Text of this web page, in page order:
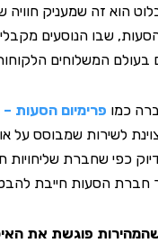
זה שמעניק חוויה של
שבו הנוסעים מקבלים
המשלוחים הלקוחות
פרימיום הסעות –
שמבוסס על אותם
שחברת שליחויות
הסעות חייבת להבטיח
פוגשת את האיכות